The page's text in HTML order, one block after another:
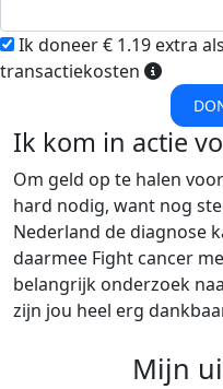
Ik doneer € 1.19 extra
transactiekosten
Ik kom in actie
Om geld op te halen
hard nodig, want nog
Nederland de diagnose
daarmee Fight cancer
belangrijk onderzoek
zijn jou heel erg
Mijn